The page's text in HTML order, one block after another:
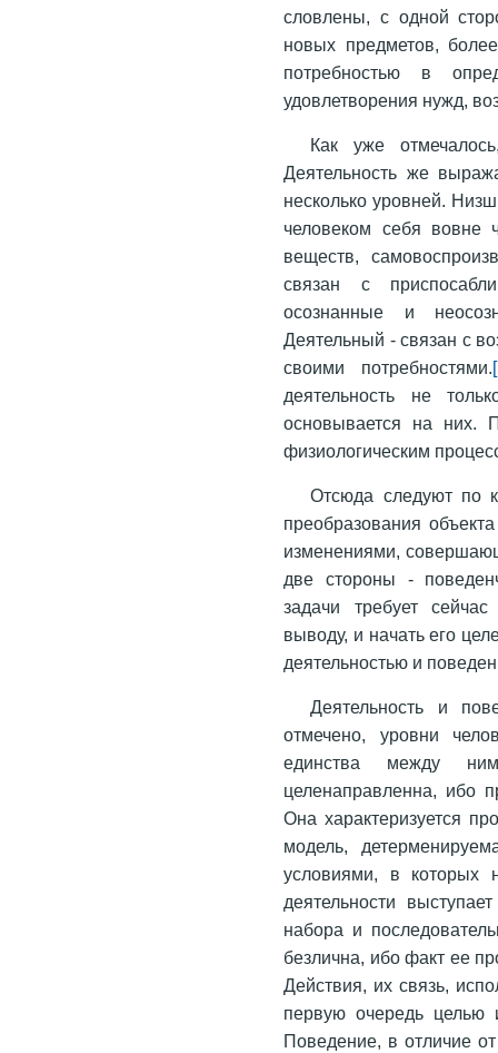
словлены, с одной
новых предметов,
потребностью в
удовлетворения нужд,
Как уже
Деятельность же
несколько уровней.
человеком себя вовне
веществ,
связан с
осознанные и
Деятельный - связан с
своими потребностями.
деятельность не
основывается на них.
физиологическим
Отсюда следуют по
преобразования
изменениями,
две стороны -
задачи требует
выводу, и начать его
деятельностью и
Деятельность и
отмечено, уровни
единства между
целенаправленна, ибо
Она характеризуется
модель,
условиями, в которых
деятельности
набора и
безлична, ибо факт ее
Действия, их связь,
первую очередь целью
Поведение, в отличие